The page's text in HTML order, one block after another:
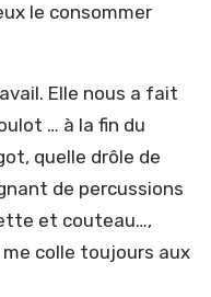
le consommer
Elle nous a fait
… à la fin du
quelle drôle de
de percussions
et couteau…,
colle toujours aux